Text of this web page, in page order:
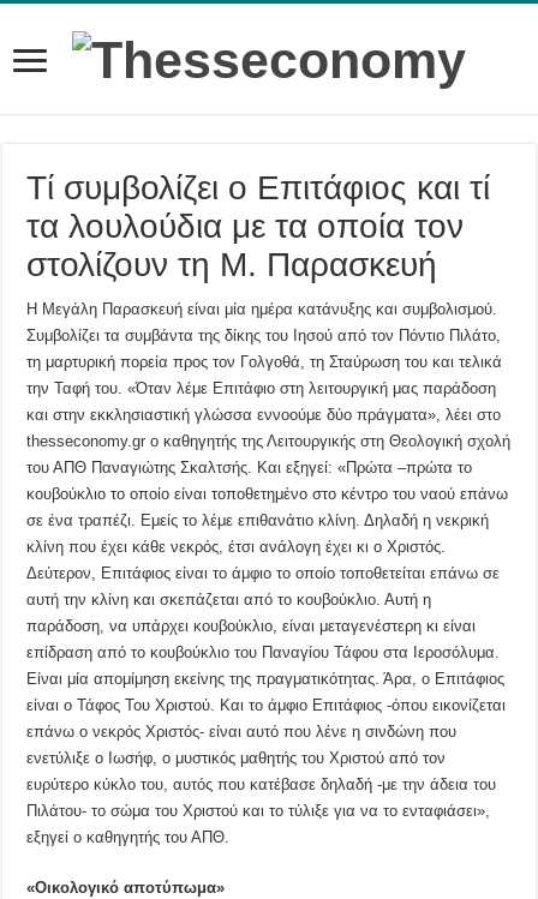
Τί συμβολίζει ο Επιτάφιος και τί
τα λουλούδια με τα οποία τον
στολίζουν τη Μ. Παρασκευή
H Μεγάλη Παρασκευή είναι μία ημέρα κατάνυξης και συμβολισμού.
Συμβολίζει τα συμβάντα της δίκης του Ιησού από τον Πόντιο Πιλάτο,
τη μαρτυρική πορεία προς τον Γολγοθά, τη Σταύρωση του και τελικά
την Ταφή του. «Όταν λέμε Επιτάφιο στη λειτουργική μας παράδοση
και στην εκκλησιαστική γλώσσα εννοούμε δύο πράγματα», λέει στο
thesseconomy.gr ο καθηγητής της Λειτουργικής στη Θεολογική σχολή
του ΑΠΘ Παναγιώτης Σκαλτσής. Και εξηγεί: «Πρώτα –πρώτα το
κουβούκλιο το οποίο είναι τοποθετημένο στο κέντρο του ναού επάνω
σε ένα τραπέζι. Εμείς το λέμε επιθανάτιο κλίνη. Δηλαδή η νεκρική
κλίνη που έχει κάθε νεκρός, έτσι ανάλογη έχει κι ο Χριστός.
Δεύτερον, Επιτάφιος είναι το άμφιο το οποίο τοποθετείται επάνω σε
αυτή την κλίνη και σκεπάζεται από το κουβούκλιο. Αυτή η
παράδοση, να υπάρχει κουβούκλιο, είναι μεταγενέστερη κι είναι
επίδραση από το κουβούκλιο του Παναγίου Τάφου στα Ιεροσόλυμα.
Είναι μία απομίμηση εκείνης της πραγματικότητας. Άρα, ο Επιτάφιος
είναι ο Τάφος Του Χριστού. Και το άμφιο Επιτάφιος -όπου εικονίζεται
επάνω ο νεκρός Χριστός- είναι αυτό που λένε η σινδώνη που
ενετύλιξε ο Ιωσήφ, ο μυστικός μαθητής του Χριστού από τον
ευρύτερο κύκλο του, αυτός που κατέβασε δηλαδή -με την άδεια του
Πιλάτου- το σώμα του Χριστού και το τύλιξε για να το ενταφιάσει»,
εξηγεί ο καθηγητής του ΑΠΘ.
«Οικολογικό αποτύπωμα»